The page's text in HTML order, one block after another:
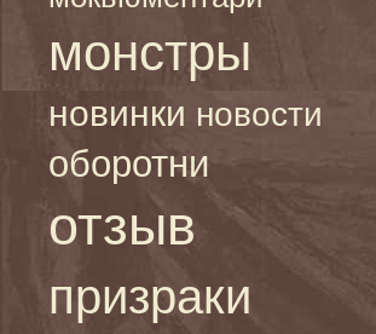
монстры
новинки новости
оборотни
отзыв
призраки